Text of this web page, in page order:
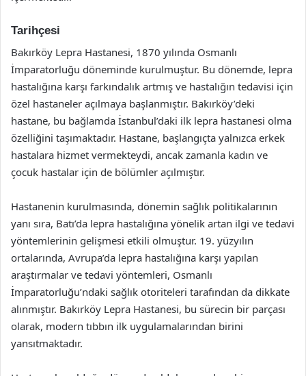
Tarihçesi
Bakırköy Lepra Hastanesi, 1870 yılında Osmanlı
İmparatorluğu döneminde kurulmuştur. Bu dönemde, lepra
hastalığına karşı farkındalık artmış ve hastalığın tedavisi için
özel hastaneler açılmaya başlanmıştır. Bakırköy’deki
hastane, bu bağlamda İstanbul’daki ilk lepra hastanesi olma
özelliğini taşımaktadır. Hastane, başlangıçta yalnızca erkek
hastalara hizmet vermekteydi, ancak zamanla kadın ve
çocuk hastalar için de bölümler açılmıştır.
Hastanenin kurulmasında, dönemin sağlık politikalarının
yanı sıra, Batı’da lepra hastalığına yönelik artan ilgi ve tedavi
yöntemlerinin gelişmesi etkili olmuştur. 19. yüzyılın
ortalarında, Avrupa’da lepra hastalığına karşı yapılan
araştırmalar ve tedavi yöntemleri, Osmanlı
İmparatorluğu’ndaki sağlık otoriteleri tarafından da dikkate
alınmıştır. Bakırköy Lepra Hastanesi, bu sürecin bir parçası
olarak, modern tıbbın ilk uygulamalarından birini
yansıtmaktadır.